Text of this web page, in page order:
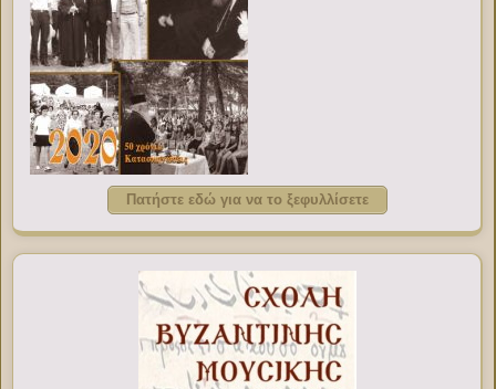
Πατήστε εδώ για να το ξεφυλλίσετε